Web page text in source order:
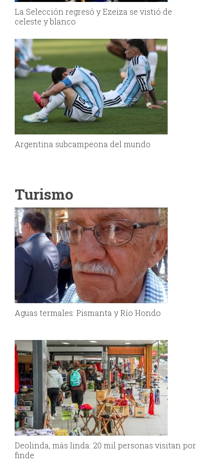
La Selección regresó y Ezeiza se vistió de
celeste y blanco
Argentina subcampeona del mundo
Turismo
Aguas termales: Pismanta y Río Hondo
Deolinda, más linda: 20 mil personas visitan por
finde